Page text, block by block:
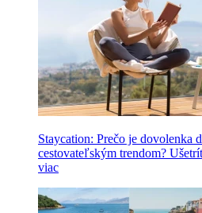
Staycation: Prečo je dovolenka
cestovateľským trendom?
viac